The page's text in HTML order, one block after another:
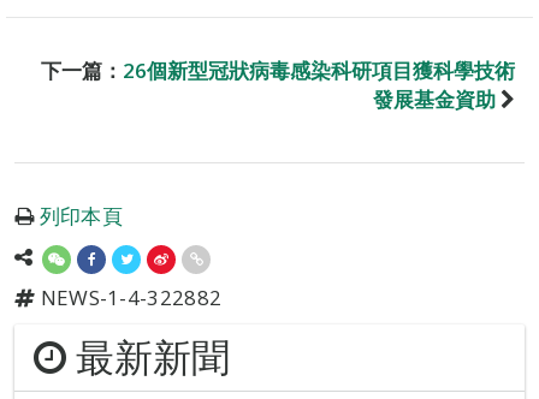
下一篇： 26個新型冠狀病毒感染科研項目獲科學技術
發展基金資助
列印本頁
NEWS-1-4-322882
最新新聞